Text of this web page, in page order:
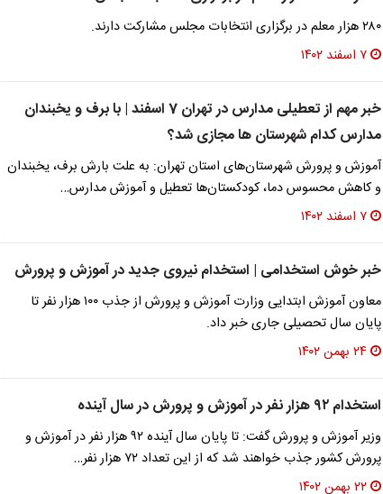
۲۸۰ هزار معلم در برگزاری انتخابات مجلس مشارکت دارند.
۷ اسفند ۱۴۰۲
خبر مهم از تعطیلی مدارس در تهران 7 اسفند | با برف و یخبندان
مدارس کدام شهرستان ها مجازی شد؟
آموزش و پرورش شهرستان‌های استان تهران: به علت بارش برف، یخبندان
و کاهش محسوس دما، کودکستان‌ها تعطیل و آموزش مدارس…
۷ اسفند ۱۴۰۲
خبر خوش استخدامی | استخدام نیروی جدید در آموزش و پرورش
معاون آموزش ابتدایی وزارت آموزش و پرورش از جذب ۱۰۰ هزار نفر تا
پایان سال تحصیلی جاری خبر داد.
۲۴ بهمن ۱۴۰۲
استخدام ۹۲ هزار نفر در آموزش و پرورش در سال آینده
وزیر آموزش و پرورش گفت: تا پایان سال آینده ۹۲ هزار نفر در آموزش و
پرورش کشور جذب خواهند شد که از این تعداد ۷۲ هزار نفر…
۲۲ بهمن ۱۴۰۲